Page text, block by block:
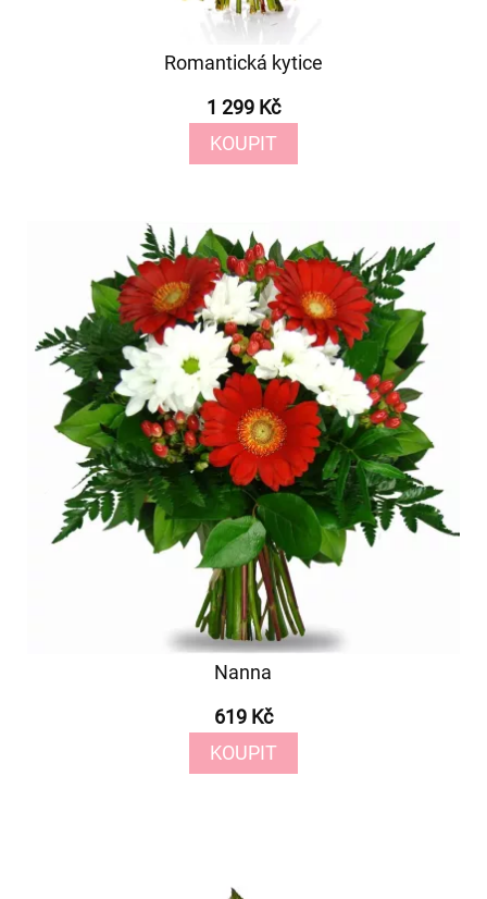
Romantická kytice
1 299 Kč
KOUPIT
Nanna
619 Kč
KOUPIT